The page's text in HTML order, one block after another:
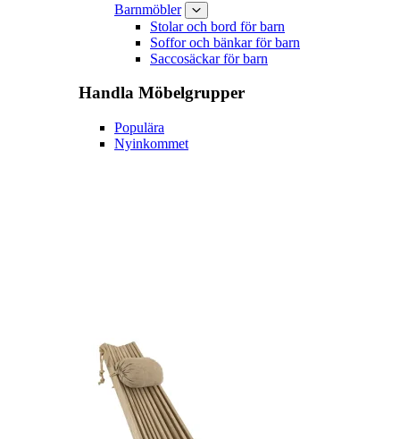
Barnmöbler
Stolar och bord för barn
Soffor och bänkar för barn
Saccosäckar för barn
Handla Möbelgrupper
Populära
Nyinkommet